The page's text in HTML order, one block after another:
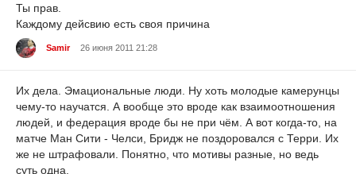
Ты прав.
Каждому дейсвию есть своя причина
Samir 26 июня 2011 21:28
Их дела. Эмациональные люди. Ну хоть молодые камерунцы
чему-то научатся. А вообще это вроде как взаимоотношения
людей, и федерация вроде бы не при чём. А вот когда-то, на
матче Ман Сити - Челси, Бридж не поздоровался с Терри. Их
же не штрафовали. Понятно, что мотивы разные, но ведь
суть одна.